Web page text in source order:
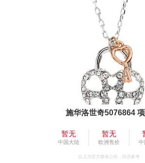
施华洛世奇5076864
暂无
中国大陆
暂无
欧洲售价 中
以上为官方媒体公价，仅供参考